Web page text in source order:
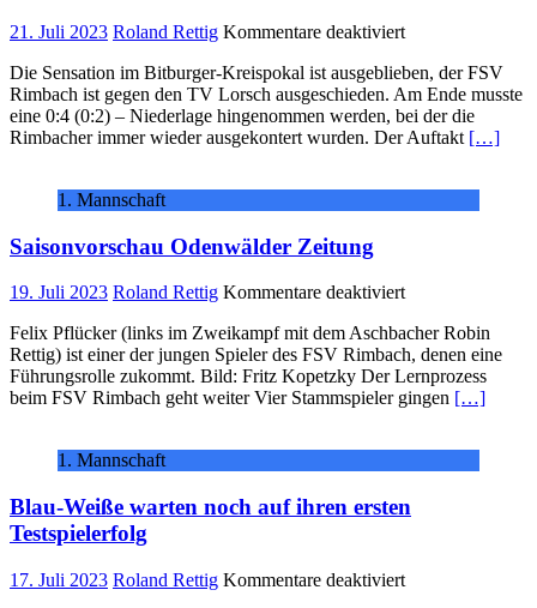
21. Juli 2023 Roland Rettig Kommentare deaktiviertfür
setzt
sich
durch
im
Die Sensation im Bitburger-Kreispokal ist ausgeblieben, der FSV
Rimbach ist gegen den TV Lorsch ausgeschieden. Am Ende musste
eine 0:4 (0:2) – Niederlage hingenommen werden, bei der die
Rimbacher immer wieder ausgekontert wurden. Der Auftakt […]
1. Mannschaft
Saisonvorschau Odenwälder Zeitung
19. Juli 2023 Roland Rettig Kommentare deaktiviertfür
Odenwälder
Zeitung
Felix Pflücker (links im Zweikampf mit dem Aschbacher Robin
Rettig) ist einer der jungen Spieler des FSV Rimbach, denen eine
Führungsrolle zukommt. Bild: Fritz Kopetzky Der Lernprozess
beim FSV Rimbach geht weiter Vier Stammspieler gingen […]
1. Mannschaft
Blau-Weiße warten noch auf ihren ersten
Testspielerfolg
17. Juli 2023 Roland Rettig Kommentare deaktiviertfür